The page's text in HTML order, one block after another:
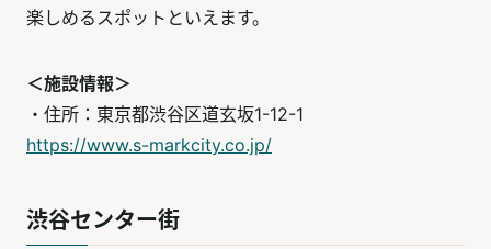
楽しめるスポットといえます。
＜施設情報＞
・住所：東京都渋谷区道玄坂1-12-1
https://www.s-markcity.co.jp/
渋谷センター街